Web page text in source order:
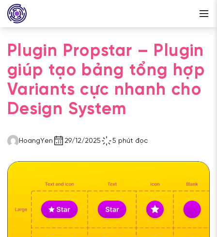
Plugin Propstar – Plugin
giúp tạo bảng tổng hợp
Variants cực nhanh cho
Design System
HoangYen 29/12/2025 5 phút đọc